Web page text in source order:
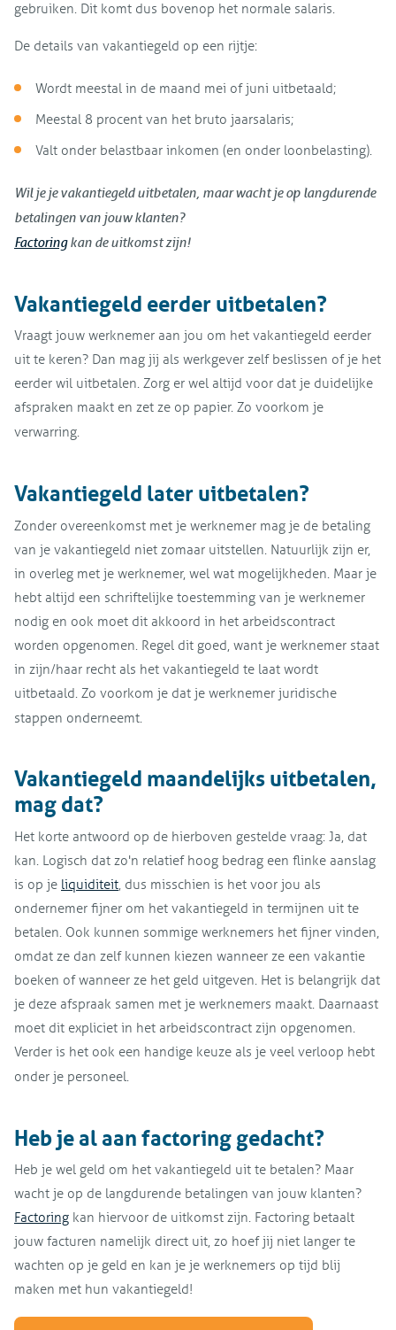
gebruiken. Dit komt dus bovenop het normale salaris.
De details van vakantiegeld op een rijtje:
Wordt meestal in de maand mei of juni uitbetaald;
Meestal 8 procent van het bruto jaarsalaris;
Valt onder belastbaar inkomen (en onder loonbelasting).
Wil je je vakantiegeld uitbetalen, maar wacht je op langdurende
betalingen van jouw klanten?
Factoringkan de uitkomst zijn!
Vakantiegeld eerder uitbetalen?
Vraagt jouw werknemer aan jou om het vakantiegeld eerder
uit te keren? Dan mag jij als werkgever zelf beslissen of je het
eerder wil uitbetalen. Zorg er wel altijd voor dat je duidelijke
afspraken maakt en zet ze op papier. Zo voorkom je
verwarring.
Vakantiegeld later uitbetalen?
Zonder overeenkomst met je werknemer mag je de betaling
van je vakantiegeld niet zomaar uitstellen. Natuurlijk zijn er,
in overleg met je werknemer, wel wat mogelijkheden. Maar je
hebt altijd een schriftelijke toestemming van je werknemer
nodig en ook moet dit akkoord in het arbeidscontract
worden opgenomen. Regel dit goed, want je werknemer staat
in zijn/haar recht als het vakantiegeld te laat wordt
uitbetaald. Zo voorkom je dat je werknemer juridische
stappen onderneemt.
Vakantiegeld maandelijks uitbetalen,
mag dat?
Het korte antwoord op de hierboven gestelde vraag: Ja, dat
kan. Logisch dat zo'n relatief hoog bedrag een flinke aanslag
is op je liquiditeit, dus misschien is het voor jou als
ondernemer fijner om het vakantiegeld in termijnen uit te
betalen. Ook kunnen sommige werknemers het fijner vinden,
omdat ze dan zelf kunnen kiezen wanneer ze een vakantie
boeken of wanneer ze het geld uitgeven. Het is belangrijk dat
je deze afspraak samen met je werknemers maakt. Daarnaast
moet dit expliciet in het arbeidscontract zijn opgenomen.
Verder is het ook een handige keuze als je veel verloop hebt
onder je personeel.
Heb je al aan factoring gedacht?
Heb je wel geld om het vakantiegeld uit te betalen? Maar
wacht je op de langdurende betalingen van jouw klanten?
Factoring kan hiervoor de uitkomst zijn. Factoring betaalt
jouw facturen namelijk direct uit, zo hoef jij niet langer te
wachten op je geld en kan je je werknemers op tijd blij
maken met hun vakantiegeld!